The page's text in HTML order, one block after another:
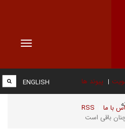
Toggle
پیوند ها
با ما RSS
ENGLISH
باقی است